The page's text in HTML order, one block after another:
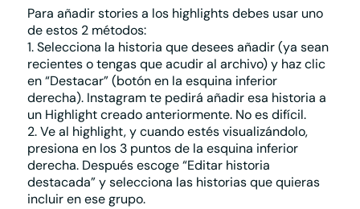
Para añadir stories a los highlightsdebes usar uno
de estos 2 métodos:
1. Selecciona la historia que desees añadir (ya sean
recientes o tengas que acudir al archivo) y haz clic
en “Destacar” (botón en la esquina inferior
derecha). Instagram te pedirá añadir esa historia a
un Highlight creado anteriormente. No es difícil.
2. Ve al highlight, y cuando estés visualizándolo,
presiona en los 3 puntos de la esquina inferior
derecha. Después escoge “Editar historia
destacada” y selecciona las historias que quieras
incluir en ese grupo.